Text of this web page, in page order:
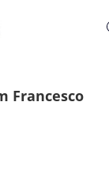
Francesco